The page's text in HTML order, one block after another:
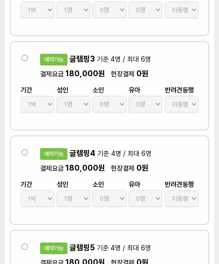
예약가능 글램핑3 기준 4명 / 최대 6명
결제요금 180,000원 현장결제 0원
기간 성인 소인 유아 반려견동행
예약가능 글램핑4 기준 4명 / 최대 6명
결제요금 180,000원 현장결제 0원
기간 성인 소인 유아 반려견동행
예약가능 글램핑5 기준 4명 / 최대 6명